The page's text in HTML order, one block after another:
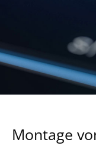
Montage